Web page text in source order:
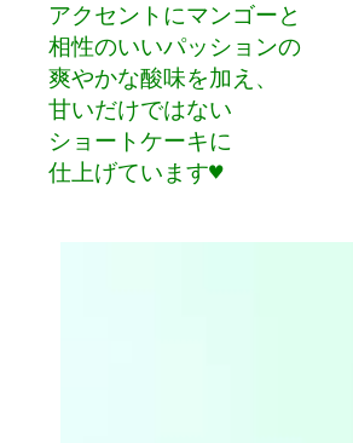
アクセントにマンゴーと
相性のいいパッションの
爽やかな酸味を加え、
甘いだけではない
ショートケーキに
仕上げています♥